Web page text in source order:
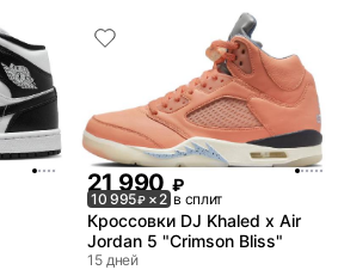
21 990 ₽
10 995₽ × 2 в сплит
Кроссовки DJ Khaled x Air
Jordan 5 "Crimson Bliss"
15 дней